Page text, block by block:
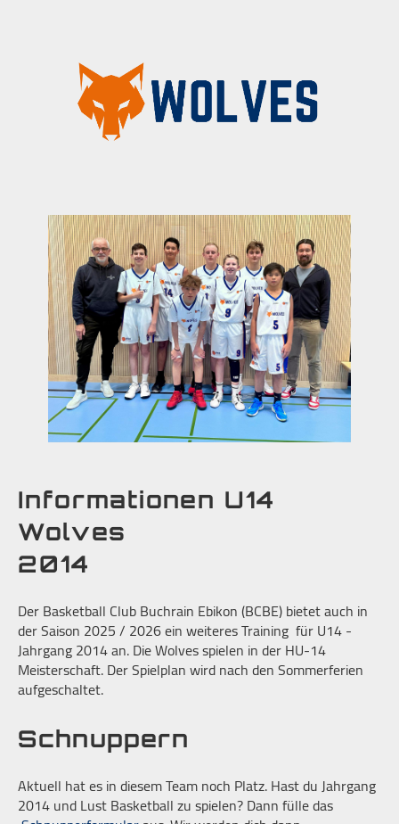
Informationen U14
Wolves
2014
Der Basketball Club Buchrain Ebikon (BCBE) bietet auch in
der Saison 2025 / 2026 ein weiteres Training für U14 -
Jahrgang 2014 an. Die Wolves spielen in der HU-14
Meisterschaft. Der Spielplan wird nach den Sommerferien
aufgeschaltet.
Schnuppern
Aktuell hat es in diesem Team noch Platz. Hast du Jahrgang
2014 und Lust Basketball zu spielen? Dann fülle das